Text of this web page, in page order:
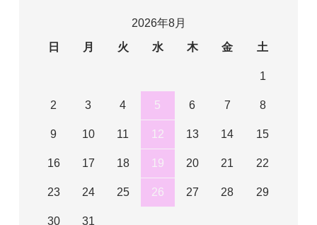
2026年8月
日
月 火 水 木 金 土
1
2 3 4 5 6 7 8
9 10 11 12 13 14 15
16 17 18 19 20 21 22
23 24 25 26 27 28 29
30 31